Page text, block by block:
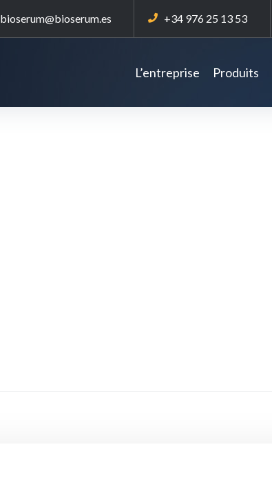
bioserum@bioserum.es +34 976 25 13 53
L’entreprise Produits